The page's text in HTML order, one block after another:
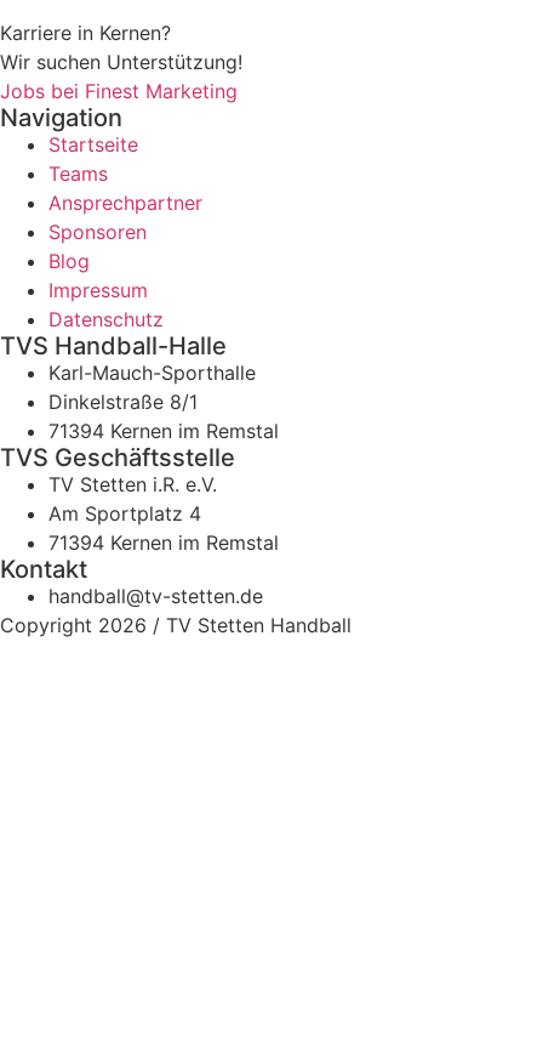
Karriere in Kernen?
Wir suchen Unterstützung!
Jobs bei Finest Marketing
Navigation
Startseite
Teams
Ansprechpartner
Sponsoren
Blog
Impressum
Datenschutz
TVS Handball-Halle
Karl-Mauch-Sporthalle
Dinkelstraße 8/1
71394 Kernen im Remstal
TVS Geschäftsstelle
TV Stetten i.R. e.V.
Am Sportplatz 4
71394 Kernen im Remstal
Kontakt
handball@tv-stetten.de
Copyright 2026 / TV Stetten Handball